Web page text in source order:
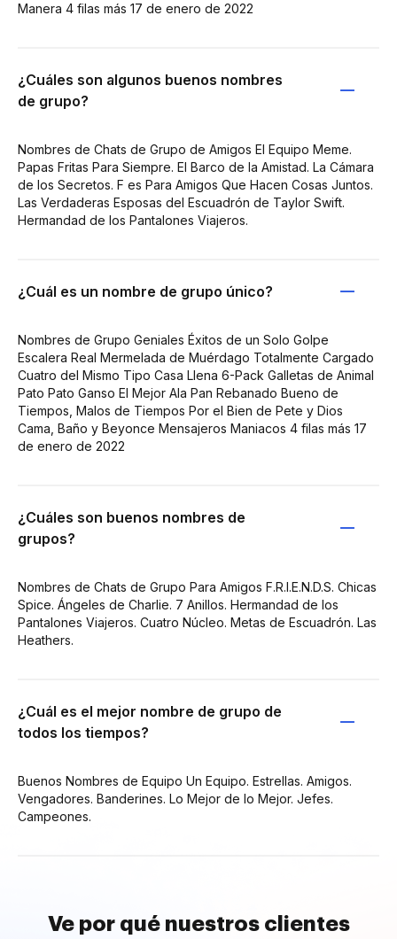
Manera 4 filas más 17 de enero de 2022
¿Cuáles son algunos buenos nombres
de grupo?
Nombres de Chats de Grupo de Amigos El Equipo Meme.
Papas Fritas Para Siempre. El Barco de la Amistad. La Cámara
de los Secretos. F es Para Amigos Que Hacen Cosas Juntos.
Las Verdaderas Esposas del Escuadrón de Taylor Swift.
Hermandad de los Pantalones Viajeros.
¿Cuál es un nombre de grupo único?
Nombres de Grupo Geniales Éxitos de un Solo Golpe
Escalera Real Mermelada de Muérdago Totalmente Cargado
Cuatro del Mismo Tipo Casa Llena 6-Pack Galletas de Animal
Pato Pato Ganso El Mejor Ala Pan Rebanado Bueno de
Tiempos, Malos de Tiempos Por el Bien de Pete y Dios
Cama, Baño y Beyonce Mensajeros Maniacos 4 filas más 17
de enero de 2022
¿Cuáles son buenos nombres de
grupos?
Nombres de Chats de Grupo Para Amigos F.R.I.E.N.D.S. Chicas
Spice. Ángeles de Charlie. 7 Anillos. Hermandad de los
Pantalones Viajeros. Cuatro Núcleo. Metas de Escuadrón. Las
Heathers.
¿Cuál es el mejor nombre de grupo de
todos los tiempos?
Buenos Nombres de Equipo Un Equipo. Estrellas. Amigos.
Vengadores. Banderines. Lo Mejor de lo Mejor. Jefes.
Campeones.
Ve por qué nuestros clientes